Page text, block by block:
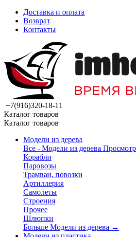
Доставка и оплата
Возврат
Контакты
+7(916)320-18-11
Каталог товаров
Каталог товаров
Модели из дерева
Все - Модели из дерева
Корабли
Паровозы
Трамваи, повозки
Артиллерия
Самолеты
Строения
Прочее
Шлюпки
Больше Модели из дерева →